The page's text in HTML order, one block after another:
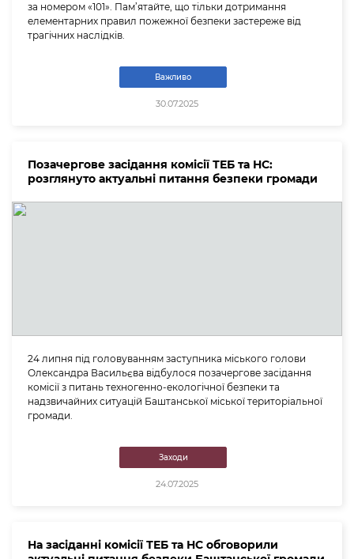
за номером «101». Пам’ятайте, що тільки дотримання
елементарних правил пожежної безпеки застереже від
трагічних наслідків.
Важливо
30.07.2025
Позачергове засідання комісії ТЕБ та НС:
розглянуто актуальні питання безпеки громади
24 липня під головуванням заступника міського голови
Олександра Васильєва відбулося позачергове засідання
комісії з питань техногенно-екологічної безпеки та
надзвичайних ситуацій Баштанської міської територіальної
громади.
Заходи
24.07.2025
На засіданні комісії ТЕБ та НС обговорили